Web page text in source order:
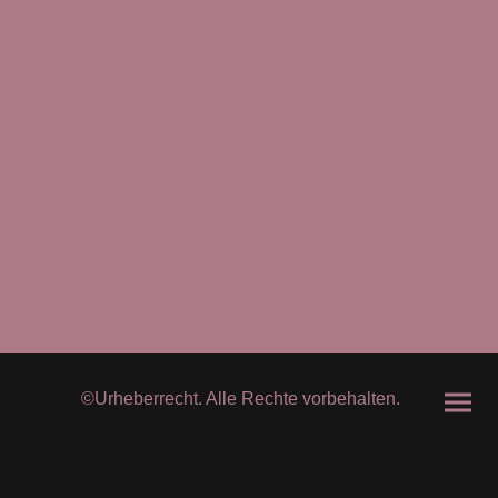
©Urheberrecht. Alle Rechte vorbehalten.